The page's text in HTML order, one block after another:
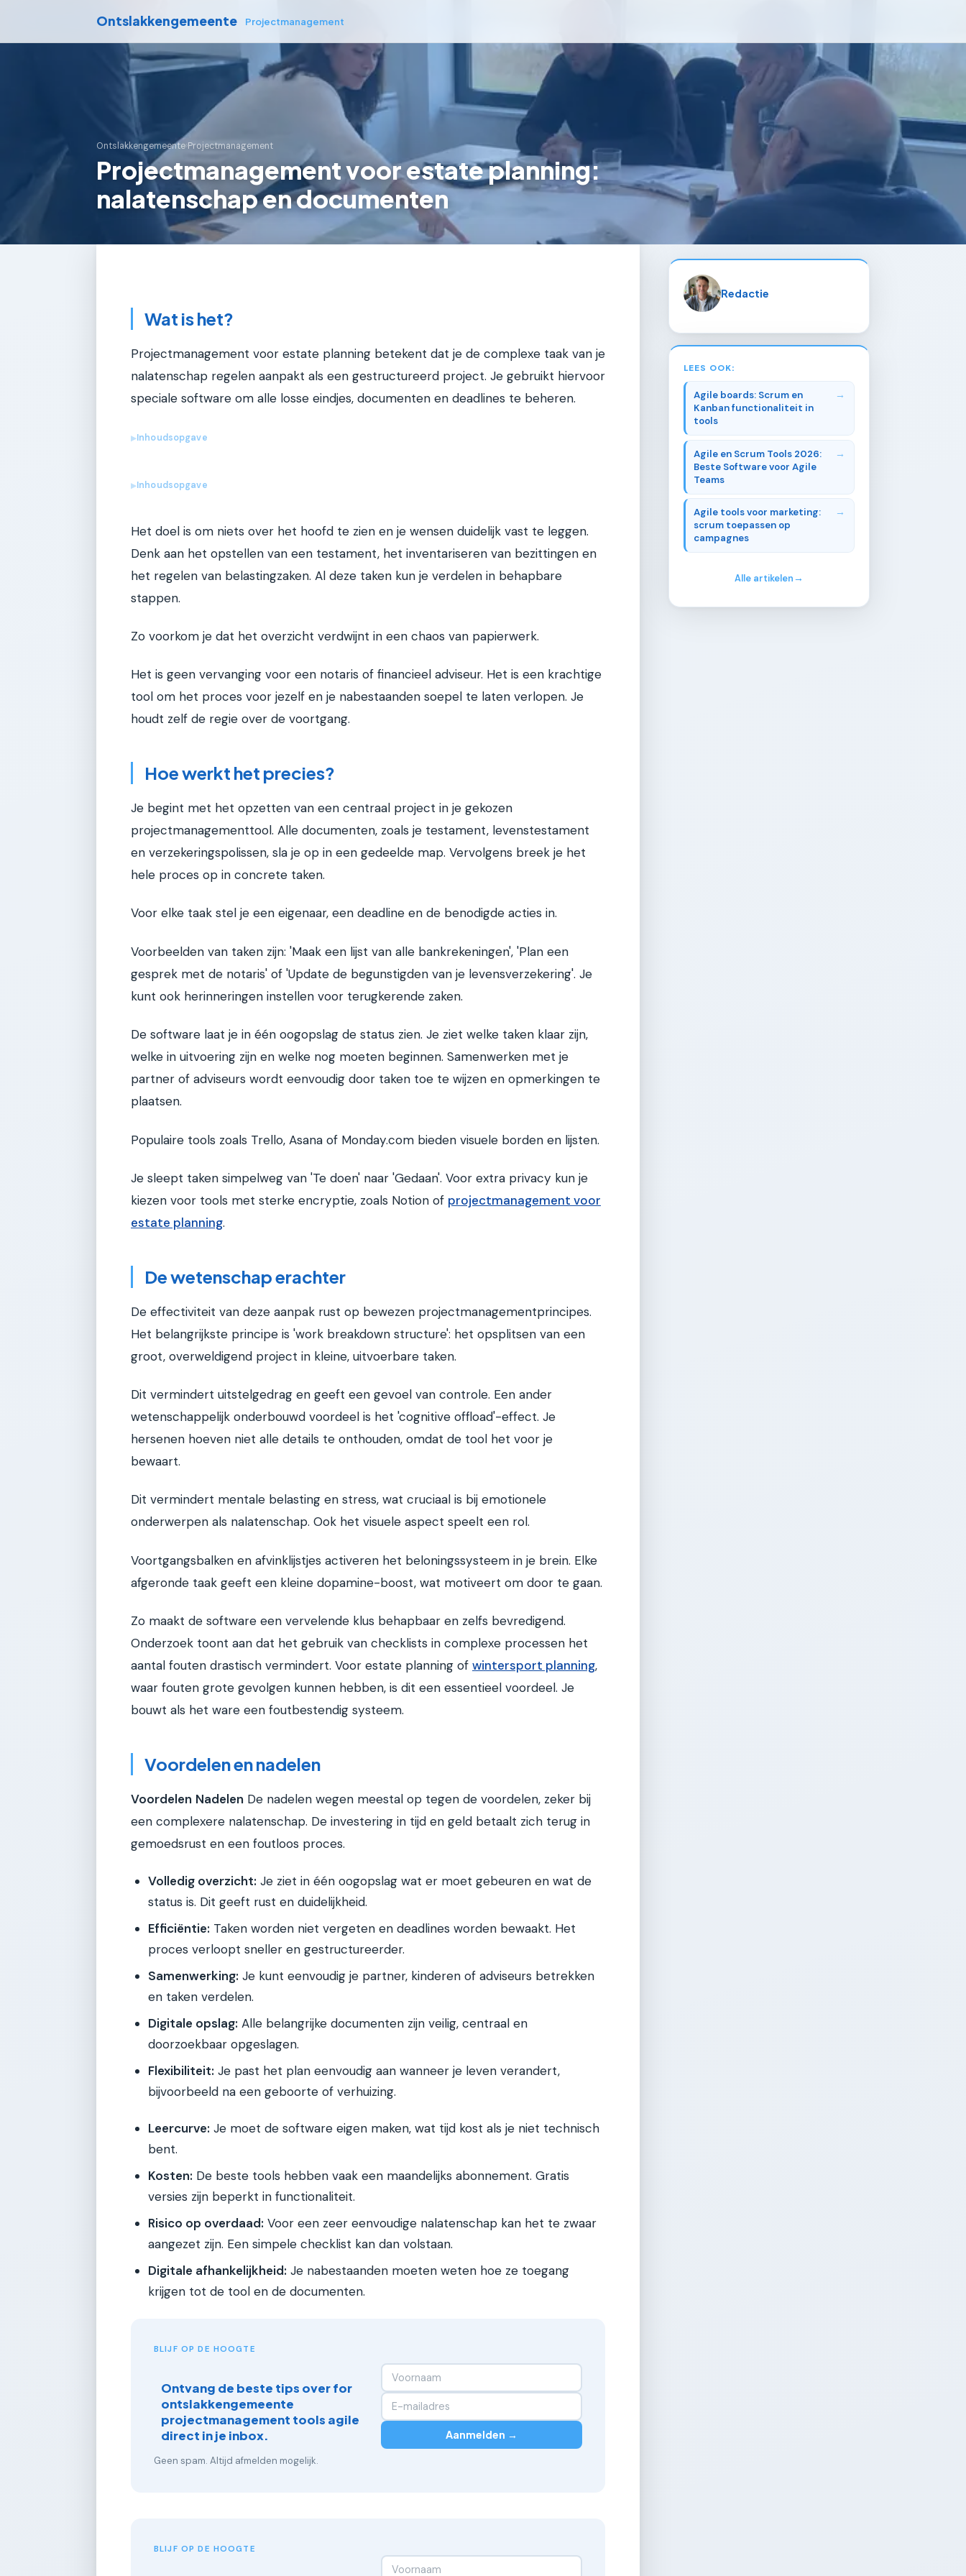
Ontslakkengemeente Projectmanagement
Ontslakkengemeente›Projectmanagement
Projectmanagement voor estate planning:
nalatenschap en documenten
Wat is het?
Projectmanagement voor estate planning betekent dat je de complexe taak van je
nalatenschap regelen aanpakt als een gestructureerd project. Je gebruikt hiervoor
speciale software om alle losse eindjes, documenten en deadlines te beheren.
▶Inhoudsopgave
▶Inhoudsopgave
Het doel is om niets over het hoofd te zien en je wensen duidelijk vast te leggen.
Denk aan het opstellen van een testament, het inventariseren van bezittingen en
het regelen van belastingzaken. Al deze taken kun je verdelen in behapbare
stappen.
Zo voorkom je dat het overzicht verdwijnt in een chaos van papierwerk.
Het is geen vervanging voor een notaris of financieel adviseur. Het is een krachtige
tool om het proces voor jezelf en je nabestaanden soepel te laten verlopen. Je
houdt zelf de regie over de voortgang.
Hoe werkt het precies?
Je begint met het opzetten van een centraal project in je gekozen
projectmanagementtool. Alle documenten, zoals je testament, levenstestament
en verzekeringspolissen, sla je op in een gedeelde map. Vervolgens breek je het
hele proces op in concrete taken.
Voor elke taak stel je een eigenaar, een deadline en de benodigde acties in.
Voorbeelden van taken zijn: 'Maak een lijst van alle bankrekeningen', 'Plan een
gesprek met de notaris' of 'Update de begunstigden van je levensverzekering'. Je
kunt ook herinneringen instellen voor terugkerende zaken.
De software laat je in één oogopslag de status zien. Je ziet welke taken klaar zijn,
welke in uitvoering zijn en welke nog moeten beginnen. Samenwerken met je
partner of adviseurs wordt eenvoudig door taken toe te wijzen en opmerkingen te
plaatsen.
Populaire tools zoals Trello, Asana of Monday.com bieden visuele borden en lijsten.
Je sleept taken simpelweg van 'Te doen' naar 'Gedaan'. Voor extra privacy kun je
kiezen voor tools met sterke encryptie, zoals Notion of projectmanagement voor
estate planning.
De wetenschap erachter
De effectiviteit van deze aanpak rust op bewezen projectmanagementprincipes.
Het belangrijkste principe is 'work breakdown structure': het opsplitsen van een
groot, overweldigend project in kleine, uitvoerbare taken.
Dit vermindert uitstelgedrag en geeft een gevoel van controle. Een ander
wetenschappelijk onderbouwd voordeel is het 'cognitive offload'-effect. Je
hersenen hoeven niet alle details te onthouden, omdat de tool het voor je
bewaart.
Dit vermindert mentale belasting en stress, wat cruciaal is bij emotionele
onderwerpen als nalatenschap. Ook het visuele aspect speelt een rol.
Voortgangsbalken en afvinklijstjes activeren het beloningssysteem in je brein. Elke
afgeronde taak geeft een kleine dopamine-boost, wat motiveert om door te gaan.
Zo maakt de software een vervelende klus behapbaar en zelfs bevredigend.
Onderzoek toont aan dat het gebruik van checklists in complexe processen het
aantal fouten drastisch vermindert. Voor estate planning of wintersport planning,
waar fouten grote gevolgen kunnen hebben, is dit een essentieel voordeel. Je
bouwt als het ware een foutbestendig systeem.
Voordelen en nadelen
Voordelen Nadelen De nadelen wegen meestal op tegen de voordelen, zeker bij
een complexere nalatenschap. De investering in tijd en geld betaalt zich terug in
gemoedsrust en een foutloos proces.
Volledig overzicht: Je ziet in één oogopslag wat er moet gebeuren en wat de
status is. Dit geeft rust en duidelijkheid.
Efficiëntie: Taken worden niet vergeten en deadlines worden bewaakt. Het
proces verloopt sneller en gestructureerder.
Samenwerking: Je kunt eenvoudig je partner, kinderen of adviseurs betrekken
en taken verdelen.
Digitale opslag: Alle belangrijke documenten zijn veilig, centraal en
doorzoekbaar opgeslagen.
Flexibiliteit: Je past het plan eenvoudig aan wanneer je leven verandert,
bijvoorbeeld na een geboorte of verhuizing.
Leercurve: Je moet de software eigen maken, wat tijd kost als je niet technisch
bent.
Kosten: De beste tools hebben vaak een maandelijks abonnement. Gratis
versies zijn beperkt in functionaliteit.
Risico op overdaad: Voor een zeer eenvoudige nalatenschap kan het te zwaar
aangezet zijn. Een simpele checklist kan dan volstaan.
Digitale afhankelijkheid: Je nabestaanden moeten weten hoe ze toegang
krijgen tot de tool en de documenten.
BLIJF OP DE HOOGTE
Ontvang de beste tips over for
ontslakkengemeente
projectmanagement tools agile
direct in je inbox.
Geen spam. Altijd afmelden mogelijk.
Aanmelden →
BLIJF OP DE HOOGTE
Redactie
LEES OOK:
Agile boards: Scrum en
Kanban functionaliteit in
tools
Agile en Scrum Tools 2026:
Beste Software voor Agile
Teams
Agile tools voor marketing:
scrum toepassen op
campagnes
Alle artikelen